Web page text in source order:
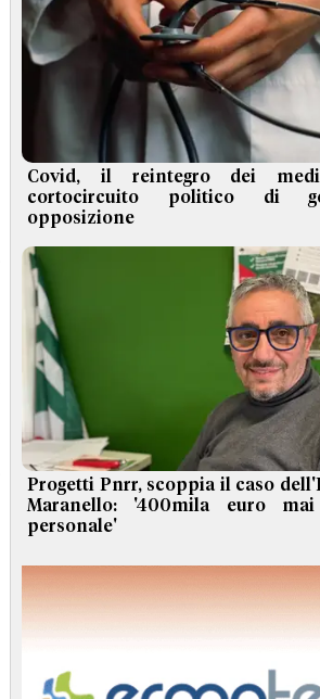
Covid, il reintegro dei
cortocircuito politico di
opposizione
Progetti Pnrr, scoppia il caso
Maranello: '400mila euro
personale'